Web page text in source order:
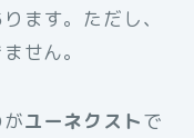
ます。ただし、
せん。
ユーネクストで